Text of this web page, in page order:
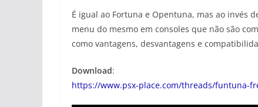
É igual ao Fortuna e Opentuna, mas ao invés
menu do mesmo em consoles que não são
como vantagens, desvantagens e
Download:
https://www.psx-place.com/threads/funtuna-